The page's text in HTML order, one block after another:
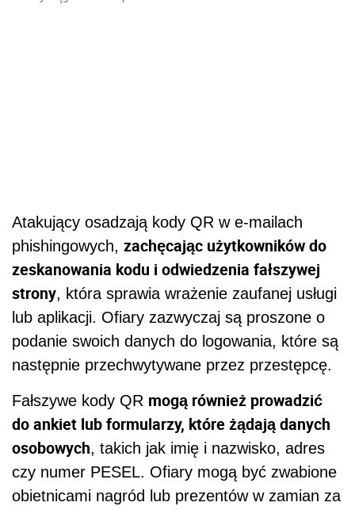
Atakujący osadzają kody QR w e-mailach
phishingowych, zachęcając użytkowników do
zeskanowania kodu i odwiedzenia fałszywej
strony, która sprawia wrażenie zaufanej usługi
lub aplikacji. Ofiary zazwyczaj są proszone o
podanie swoich danych do logowania, które są
następnie przechwytywane przez przestępcę.
Fałszywe kody QR mogą również prowadzić
do ankiet lub formularzy, które żądają danych
osobowych, takich jak imię i nazwisko, adres
czy numer PESEL. Ofiary mogą być zwabione
obietnicami nagród lub prezentów w zamian za